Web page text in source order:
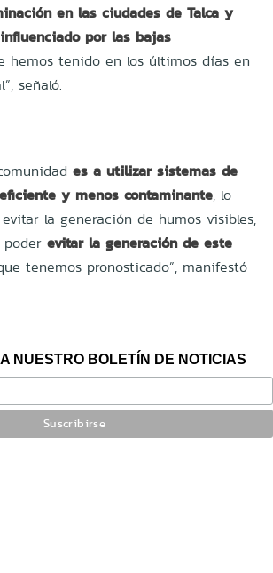
en las ciudades de Talca y
por las bajas
hemos tenido en los últimos días en
señaló.
es a utilizar sistemas de
y menos contaminante, lo
la generación de humos visibles,
evitar la generación de este
tenemos pronosticado”, manifestó
NUESTRO BOLETÍN DE NOTICIAS